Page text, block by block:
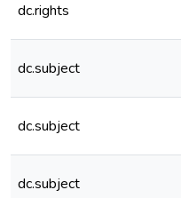
dc.rights
dc.subject
dc.subject
dc.subject